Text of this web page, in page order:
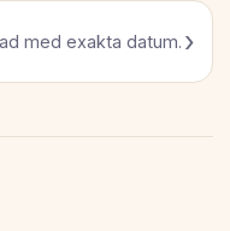
med exakta datum.